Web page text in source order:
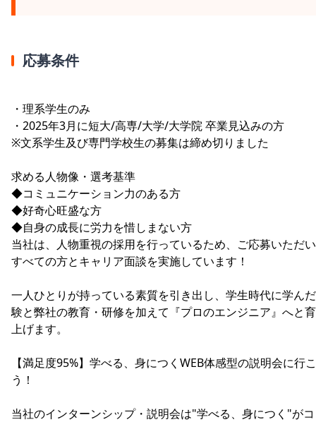
応募条件
・理系学生のみ
・2025年3月に短大/高専/大学/大学院 卒業見込みの方
※文系学生及び専門学校生の募集は締め切りました
求める人物像・選考基準
◆コミュニケーション力のある方
◆好奇心旺盛な方
◆自身の成長に労力を惜しまない方
当社は、人物重視の採用を行っているため、ご応募いただ
すべての方とキャリア面談を実施しています！
一人ひとりが持っている素質を引き出し、学生時代に学ん
験と弊社の教育・研修を加えて『プロのエンジニア』へと
上げます。
【満足度95%】学べる、身につくWEB体感型の説明会に行こ
う！
当社のインターンシップ・説明会は"学べる、身につく"が